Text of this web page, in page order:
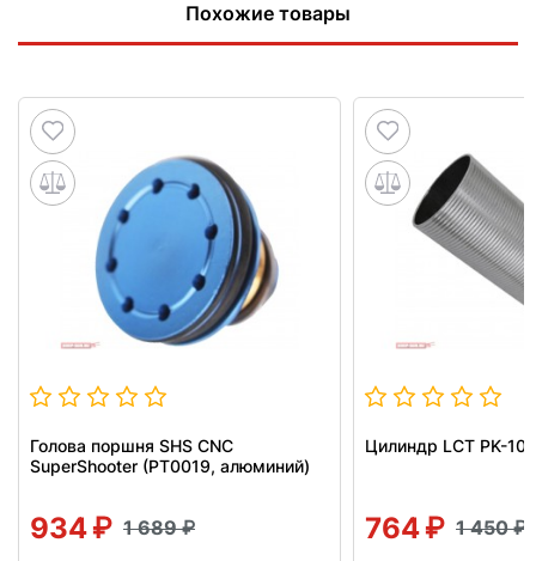
Похожие товары
Голова поршня SHS CNC
SuperShooter (PT0019, алюминий)
934 1 689
Цилиндр LCT PK-
764 1 450